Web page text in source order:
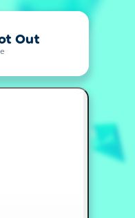
Out